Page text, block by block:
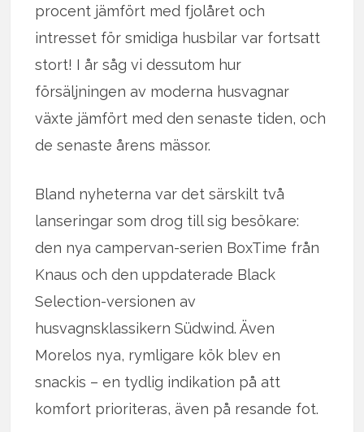
procent jämfört med fjolåret och
intresset för smidiga husbilar var fortsatt
stort! I år såg vi dessutom hur
försäljningen av moderna husvagnar
växte jämfört med den senaste tiden, och
de senaste årens mässor.
Bland nyheterna var det särskilt två
lanseringar som drog till sig besökare:
den nya campervan-serien BoxTime från
Knaus och den uppdaterade Black
Selection-versionen av
husvagnsklassikern Südwind. Även
Morelos nya, rymligare kök blev en
snackis – en tydlig indikation på att
komfort prioriteras, även på resande fot.